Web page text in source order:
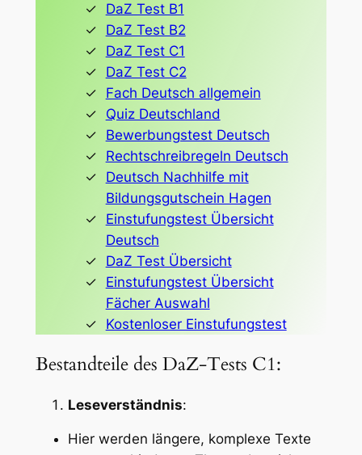
DaZ Test B1
DaZ Test B2
DaZ Test C1
DaZ Test C2
Fach Deutsch allgemein
Quiz Deutschland
Bewerbungstest Deutsch
Rechtschreibregeln Deutsch
Deutsch Nachhilfe mit
Bildungsgutschein Hagen
Einstufungstest Übersicht
Deutsch
DaZ Test Übersicht
Einstufungstest Übersicht
Fächer Auswahl
Kostenloser Einstufungstest
Bestandteile des DaZ-Tests C1:
Leseverständnis:
Hier werden längere, komplexe Texte